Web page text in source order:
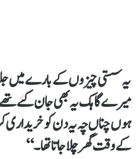
یہ سستی چیزوں کے بارے میں
میرے گاہک یہ بھی جان گئے تھے
ہوں چناں چہ یہ دن کو خریداری
کے وقت گھر چلا جاتا تھا۔‘‘